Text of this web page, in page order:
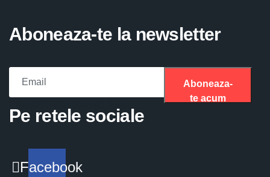
Aboneaza-te la newsletter
Aboneaza-
te acum
Pe retele sociale
Facebook